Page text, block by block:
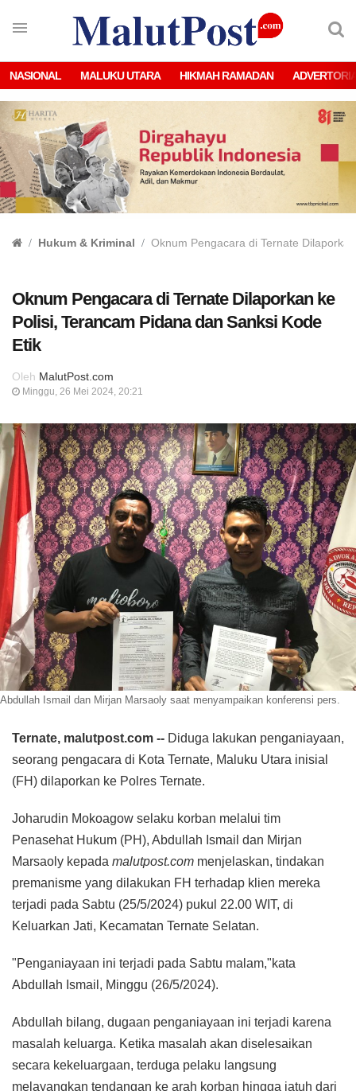
NASIONAL MALUKU UTARA HIKMAH RAMADAN
Hukum & Kriminal Oknum Pengacara di Ternate
Oknum Pengacara di Ternate Dilaporkan ke
Polisi, Terancam Pidana dan Sanksi Kode
Etik
Oleh MalutPost.com
Minggu, 26 Mei 2024, 20:21
Abdullah Ismail dan Mirjan Marsaoly saat menyampaikan konferensi pers.
Ternate, malutpost.com -- Diduga lakukan penganiayaan,
seorang pengacara di Kota Ternate, Maluku Utara inisial
(FH) dilaporkan ke Polres Ternate.
Joharudin Mokoagow selaku korban melalui tim
Penasehat Hukum (PH), Abdullah Ismail dan Mirjan
Marsaoly kepada malutpost.com menjelaskan, tindakan
premanisme yang dilakukan FH terhadap klien mereka
terjadi pada Sabtu (25/5/2024) pukul 22.00 WIT, di
Keluarkan Jati, Kecamatan Ternate Selatan.
"Penganiayaan ini terjadi pada Sabtu malam,"kata
Abdullah Ismail, Minggu (26/5/2024).
Abdullah bilang, dugaan penganiayaan ini terjadi karena
masalah keluarga. Ketika masalah akan diselesaikan
secara kekeluargaan, terduga pelaku langsung
melayangkan tendangan ke arah korban hingga jatuh dari